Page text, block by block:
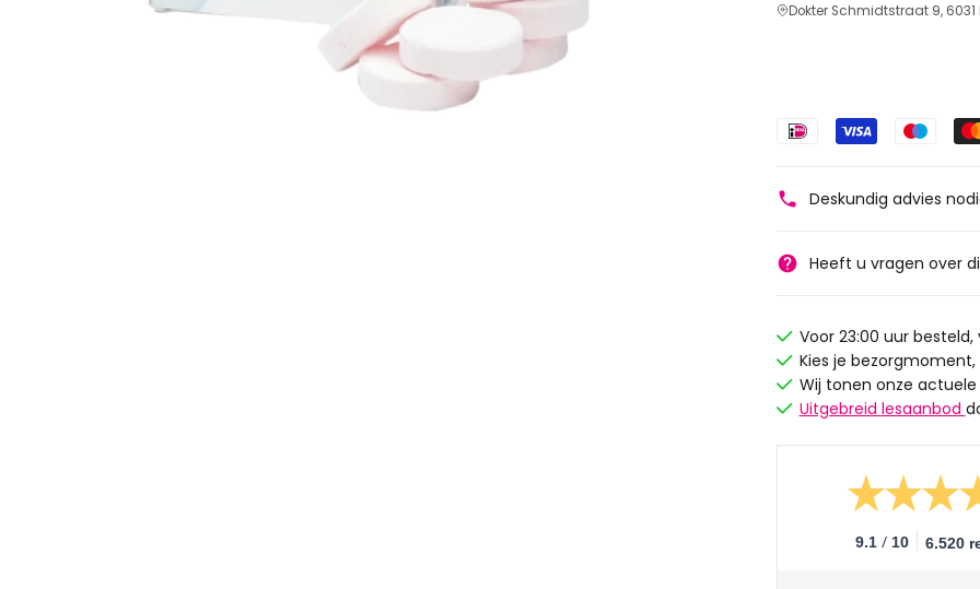
Dokter Schmidtstraat 9, 6031
Deskundig advies
Heeft u vragen over
Voor 23:00 uur
Kies je
Wij tonen onze
Uitgebreid lesaanbod
9.1 / 10 6.520